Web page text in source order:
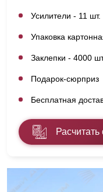
Усилители - 11 шт.
Упаковка
Заклепки - 4000
Подарок-сюрприз
Бесплатная
Расчитать